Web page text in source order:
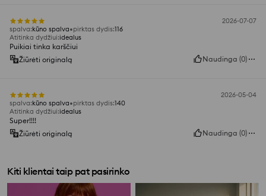
2026-07-07
spalva:kūno spalva pirktas dydis:116
Atitinka dydžiui:idealus
Puikiai tinka karščiui
Žiūrėti originalą
Naudinga (0)
2026-05-04
spalva:kūno spalva pirktas dydis:140
Atitinka dydžiui:idealus
Super!!!!
Žiūrėti originalą
Naudinga (0)
Kiti klientai taip pat pasirinko